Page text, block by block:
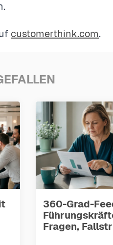
customerthink.com.
360-Grad-
Fragen,